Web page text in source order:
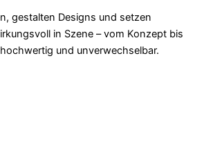
gestalten Designs und setzen
in Szene – vom Konzept bis
und unverwechselbar.